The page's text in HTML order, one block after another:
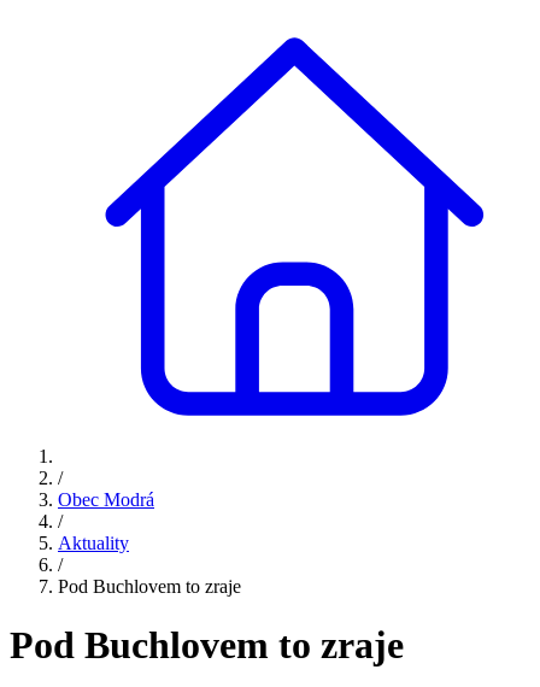
/
Obec Modrá
/
Aktuality
/
Pod Buchlovem to zraje
Pod Buchlovem to zraje